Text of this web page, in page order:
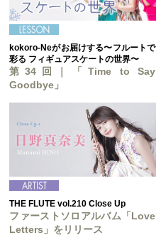
kokoro-Neがお届けする〜フルートで
彩る フィギュアスケートの世界〜
第34回｜「Time to Say
Goodbye」
THE FLUTE vol.210 Close Up
ファーストソロアルバム「Love
Letters」をリリース